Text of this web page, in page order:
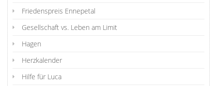
Friedenspreis Ennepetal
Gesellschaft vs. Leben am Limit
Hagen
Herzkalender
Hilfe für Luca